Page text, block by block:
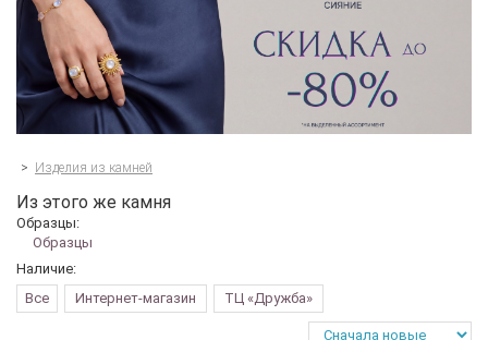
> Изделия из камней
Из этого же камня
Образцы:
Образцы
Наличие:
Все
Интернет-магазин ТЦ «Дружба»